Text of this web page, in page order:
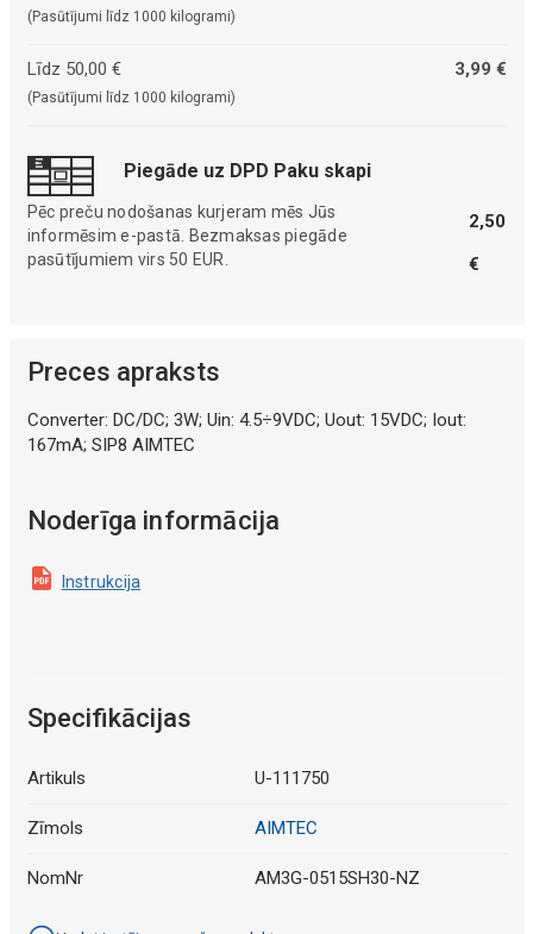
(Pasūtījumi līdz 1000 kilogrami)
Līdz 50,00 €
(Pasūtījumi līdz 1000 kilogrami)
3,99 €
Piegāde uz DPD Paku skapi
Pēc preču nodošanas kurjeram mēs Jūs
informēsim e-pastā. Bezmaksas piegāde
pasūtījumiem virs 50 EUR.
2,50
€
Preces apraksts
Converter: DC/DC; 3W; Uin: 4.5÷9VDC; Uout: 15VDC; Iout:
167mA; SIP8 AIMTEC
Noderīga informācija
Instrukcija
Specifikācijas
Artikuls U-111750
Zīmols AIMTEC
NomNr AM3G-0515SH30-NZ